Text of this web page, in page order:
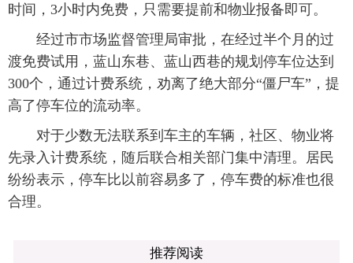
时间，3小时内免费，只需要提前和物业报备即可。
经过市市场监督管理局审批，在经过半个月的过
渡免费试用，蓝山东巷、蓝山西巷的规划停车位达到
300个，通过计费系统，劝离了绝大部分“僵尸车”，提
高了停车位的流动率。
对于少数无法联系到车主的车辆，社区、物业将
先录入计费系统，随后联合相关部门集中清理。居民
纷纷表示，停车比以前容易多了，停车费的标准也很
合理。
推荐阅读